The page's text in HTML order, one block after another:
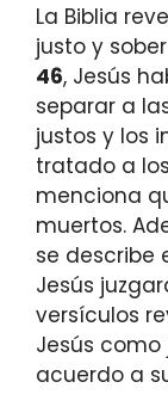
La Biblia
justo y
46, Jesús
separar a
justos y los
tratado a
menciona
muertos.
se describe
Jesús
versículos
Jesús
acuerdo a